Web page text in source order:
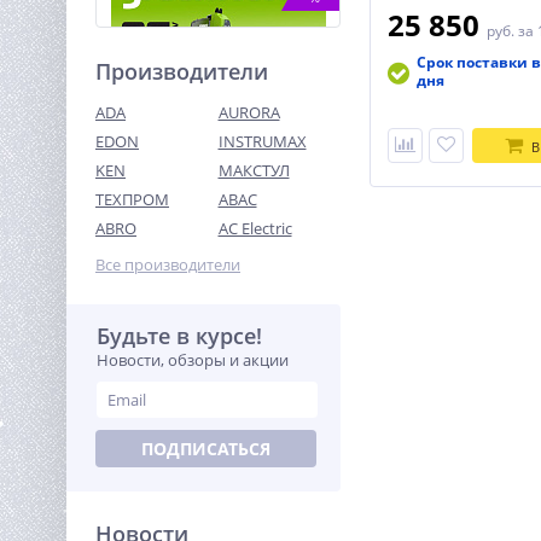
Высоторез/Сучкорез
электрический Greenworks
GPS7220, 720 Вт, 20 см
(20147)
8 490
Производители
ADA
AURORA
EDON
INSTRUMAX
KEN
МАКСТУЛ
ТЕХПРОМ
ABAC
ABRO
AC Electric
Все производители
Будьте в курсе!
Новости, обзоры и акции
ПОДПИСАТЬСЯ
Новости
25 850 руб. за
Срок поставки
дня